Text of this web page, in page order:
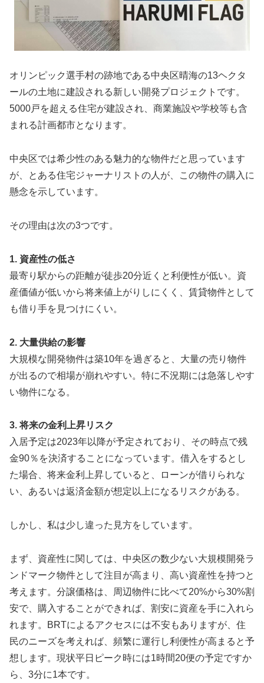
オリンピック選手村の跡地である中央区晴海の13ヘクタ
ールの土地に建設される新しい開発プロジェクトです。
5000戸を超える住宅が建設され、商業施設や学校等も含
まれる計画都市となります。
中央区では希少性のある魅力的な物件だと思っています
が、とある住宅ジャーナリストの人が、この物件の購入に
懸念を示しています。
その理由は次の3つです。
1. 資産性の低さ
最寄り駅からの距離が徒歩20分近くと利便性が低い。資
産価値が低いから将来値上がりしにくく、賃貸物件として
も借り手を見つけにくい。
2. 大量供給の影響
大規模な開発物件は築10年を過ぎると、大量の売り物件
が出るので相場が崩れやすい。特に不況期には急落しやす
い物件になる。
3. 将来の金利上昇リスク
入居予定は2023年以降が予定されており、その時点で残
金90％を決済することになっています。借入をするとし
た場合、将来金利上昇していると、ローンが借りられな
い、あるいは返済金額が想定以上になるリスクがある。
しかし、私は少し違った見方をしています。
まず、資産性に関しては、中央区の数少ない大規模開発ラ
ンドマーク物件として注目が高まり、高い資産性を持つと
考えます。分譲価格は、周辺物件に比べて20%から30%割
安で、購入することができれば、割安に資産を手に入れら
れます。BRTによるアクセスには不安もありますが、住
民のニーズを考えれば、頻繁に運行し利便性が高まると予
想します。現状平日ピーク時には1時間20便の予定ですか
ら、3分に1本です。